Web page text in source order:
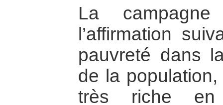
La
l’affirmation
pauvreté dans
de la
très riche